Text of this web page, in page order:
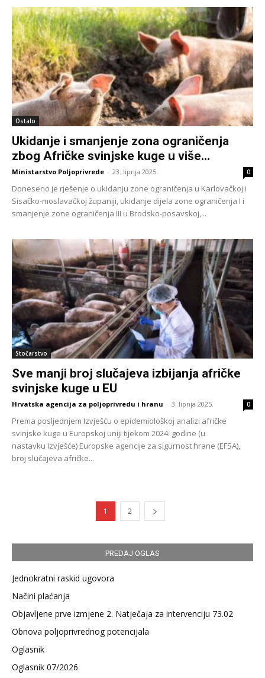
Ostalo
Ukidanje i smanjenje zona ograničenja
zbog Afričke svinjske kuge u više...
Ministarstvo Poljoprivrede - 23. lipnja 2025. 0
Doneseno je rješenje o ukidanju zone ograničenja u Karlovačkoj i
Sisačko-moslavačkoj županiji, ukidanje dijela zone ograničenja I i
smanjenje zone ograničenja III u Brodsko-posavskoj,...
Stočarstvo
Sve manji broj slučajeva izbijanja afričke
svinjske kuge u EU
Hrvatska agencija za poljoprivredu i hranu - 3. lipnja 2025. 0
Prema posljednjem Izvješću o epidemiološkoj analizi afričke
svinjske kuge u Europskoj uniji tijekom 2024. godine (u
nastavku Izvješće) Europske agencije za sigurnost hrane (EFSA),
broj slučajeva afričke...
1 2
PREDAJ OGLAS
Jednokratni raskid ugovora
Načini plaćanja
Objavljene prve izmjene 2. Natječaja za intervenciju 73.02
Obnova poljoprivrednog potencijala
Oglasnik
Oglasnik 07/2026